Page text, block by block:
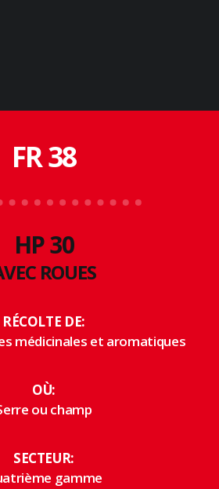
FR 38
HP 30
ROUES
RÉCOLTE DE:
médicinales et aromatiques
OÙ:
ou champ
SECTEUR:
gamme